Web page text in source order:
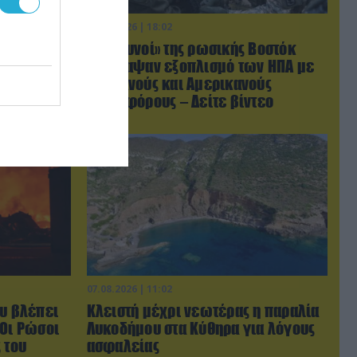
δεν
07.08.2026 | 18:02
«Κεραυνοί» της ρωσικής Βοστόκ
κατέκαψαν εξοπλισμό των ΗΠΑ με
Ουκρανούς και Αμερικανούς
μισθοφόρους – Δείτε βίντεο
βλέπει
Ρώσοι
του
07.08.2026 | 11:02
Κλειστή μέχρι νεωτέρας η παραλία
Λυκοδήμου στα Κύθηρα για λόγους
ασφαλείας